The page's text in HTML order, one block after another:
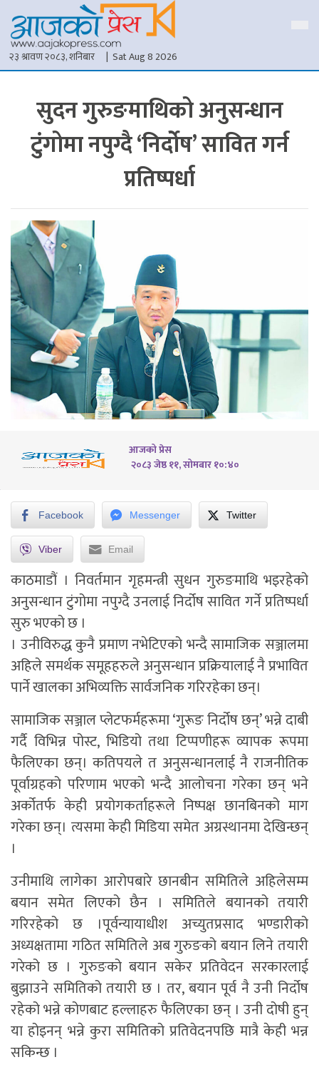
२३ श्रावण २०८३, शनिबार | Sat Aug 8 2026
सुदन गुरुङमाथिको अनुसन्धान
टुंगोमा नपुग्दै ‘निर्दोष’ सावित गर्न
प्रतिष्पर्धा
आजको प्रेस
२०८३ जेष्ठ ११, सोमबार १०:४०
Facebook Messenger Twitter
Viber Email
काठमाडौं। निवर्तमान गृहमन्त्री सुधन गुरुङमाथि भइरहेको
अनुसन्धान टुंगोमा नपुग्दै उनलाई निर्दोष सावित गर्ने प्रतिष्पर्धा
सुरु भएको छ ।
। उनीविरुद्ध कुनै प्रमाण नभेटिएको भन्दै सामाजिक सञ्जालमा
अहिले समर्थक समूहहरुले अनुसन्धान प्रक्रियालाई नै प्रभावित
पार्ने खालका अभिव्यक्ति सार्वजनिक गरिरहेका छन्।
सामाजिक सञ्जाल प्लेटफर्महरूमा ‘गुरूङ निर्दोष छन्’ भन्ने दाबी
गर्दै विभिन्न पोस्ट, भिडियो तथा टिप्पणीहरू व्यापक रूपमा
फैलिएका छन्। कतिपयले त अनुसन्धानलाई नै राजनीतिक
पूर्वाग्रहको परिणाम भएको भन्दै आलोचना गरेका छन् भने
अर्कोतर्फ केही प्रयोगकर्ताहरूले निष्पक्ष छानबिनको माग
गरेका छन्। त्यसमा केही मिडिया समेत अग्रस्थानमा देखिन्छन्
।
उनीमाथि लागेका आरोपबारे छानबीन समितिले अहिलेसम्म
बयान समेत लिएको छैन । समितिले बयानको तयारी
गरिरहेको छ ।पूर्वन्यायाधीश अच्युतप्रसाद भण्डारीको
अध्यक्षतामा गठित समितिले अब गुरुङको बयान लिने तयारी
गरेको छ । गुरुङको बयान सकेर प्रतिवेदन सरकारलाई
बुझाउने समितिको तयारी छ । तर, बयान पूर्व नै उनी निर्दोष
रहेको भन्ने कोणबाट हल्लाहरु फैलिएका छन् । उनी दोषी हुन्
या होइनन् भन्ने कुरा समितिको प्रतिवेदनपछि मात्रै केही भन्न
सकिन्छ ।